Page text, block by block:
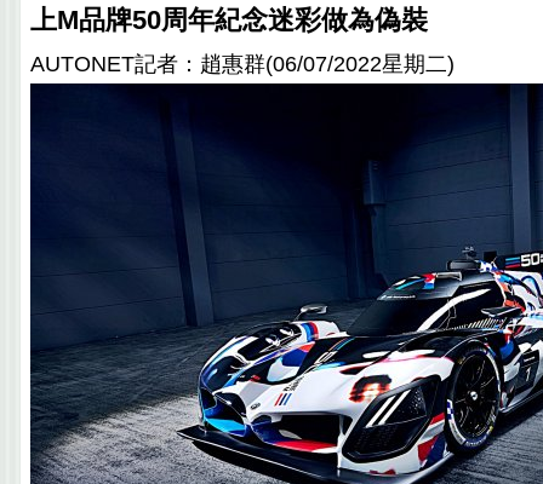
上M品牌50周年紀念迷彩做為偽裝
AUTONET記者：趙惠群(06/07/2022星期二)